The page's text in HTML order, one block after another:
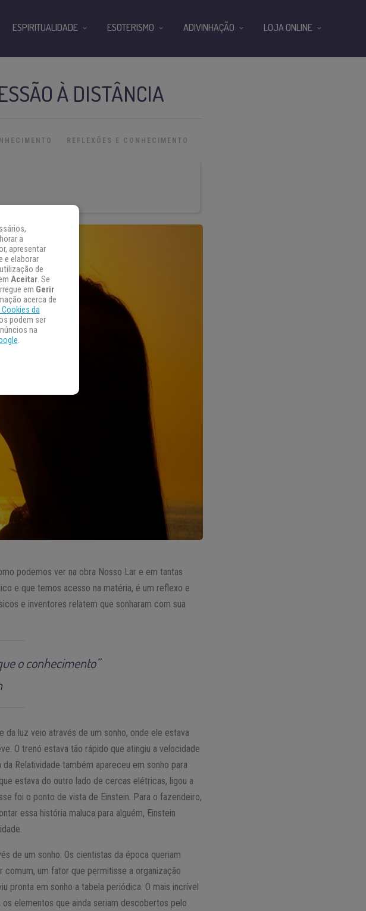
À DISTÂNCIA
REFLEXÕES E CONHECIMENTO
podemos ver na obra Nosso Lar e em tantas
e que temos acesso na matéria, é um reflexo e
e inventores relatem que sonharam com sua
o conhecimento”
luz veio através de um sonho, onde ele estava
O trenó estava tão rápido que atingiu a velocidade
Relatividade também apareceu em sonho para
estava do outro lado de cercas elétricas, ligou a
foi o ponto de vista de Einstein. Para o fazendeiro,
essa história maluca para alguém, Einstein
de um sonho. Os cientistas da época queriam
um fator que permitisse a organização
pronta em sonho a tabela periódica. O mais incrível
elementos que ainda seriam descobertos pelo
ESPIRITUALIDADE ESOTERISMO ADIVINHAÇÃO LOJA ONLINE
a
apresentar
e elaborar
de
Aceitar. Se
em Gerir
acerca de
da
podem ser
na
.